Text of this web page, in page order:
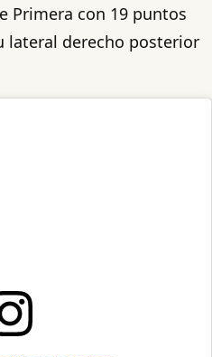
Primera con 19 puntos
lateral derecho posterior